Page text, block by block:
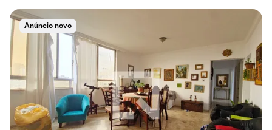
Anúncio novo